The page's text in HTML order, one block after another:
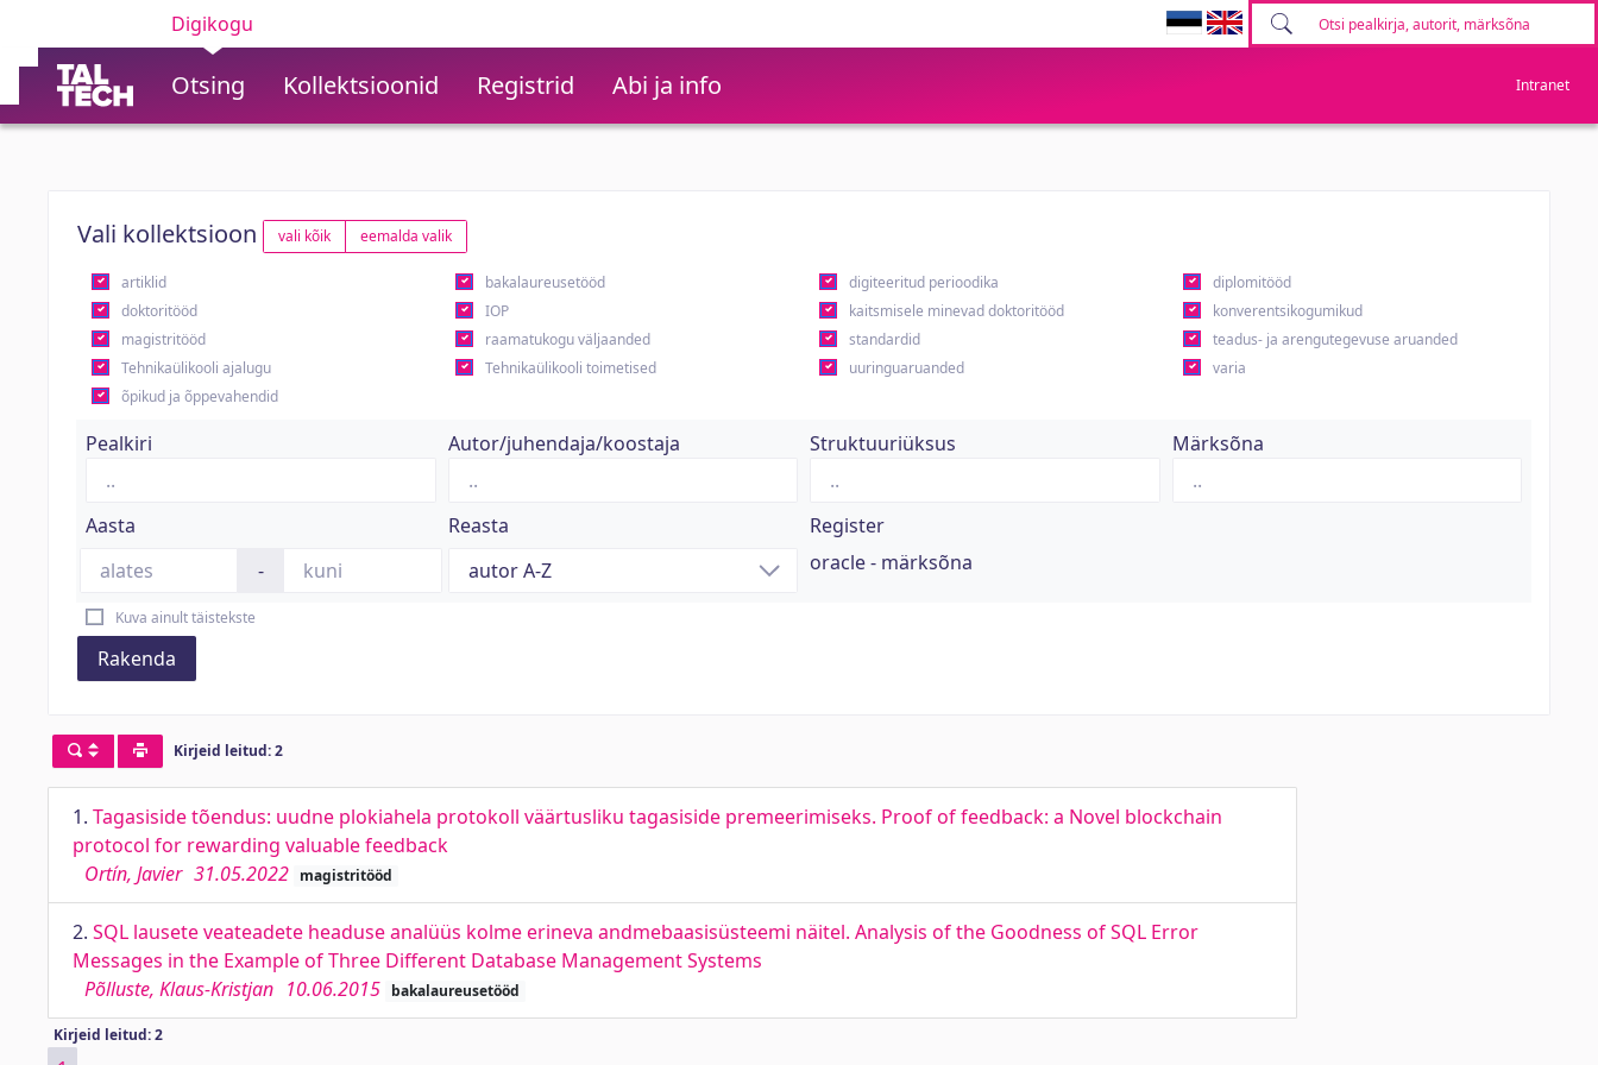
Digikogu
Otsing Kollektsioonid Registrid Abi ja info Intranet
Vali kollektsioon vali kõik eemalda valik
artiklid bakalaureusetööd digiteeritud perioodika
diplomitööd
doktoritööd
IOP kaitsmisele minevad doktoritööd
konverentsikogumikud
magistritööd
raamatukogu väljaanded standardid
teadus- ja arengutegevuse aruanded
Tehnikaülikooli ajalugu
Tehnikaülikooli toimetised uuringuaruanded
varia
õpikud ja õppevahendid
Pealkiri Autor/juhendaja/koostaja Struktuuriüksus Märksõna
Aasta
-
Reasta
Register
oracle - märksõna
Kuva ainult täistekste
Rakenda
Kirjeid leitud: 2
1. Tagasiside tõendus: uudne plokiahela protokoll väärtusliku tagasiside premeerimiseks. Proof of feedback: a Novel blockchain
protocol for rewarding valuable feedback
Ortín, Javier 31.05.2022 magistritööd
2. SQL lausete veateadete headuse analüüs kolme erineva andmebaasisüsteemi näitel. Analysis of the Goodness of SQL Error
Messages in the Example of Three Different Database Management Systems
Põlluste, Klaus-Kristjan 10.06.2015 bakalaureusetööd
Kirjeid leitud: 2